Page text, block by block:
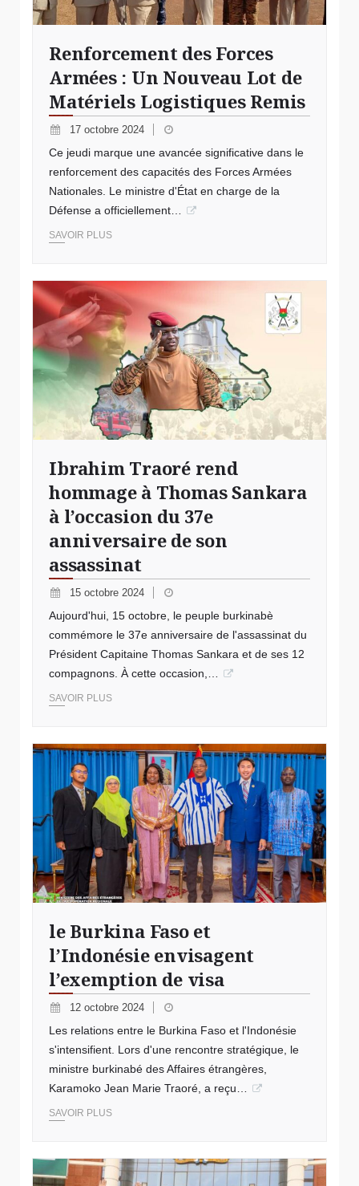
Renforcement des Forces
Armées : Un Nouveau Lot de
Matériels Logistiques Remis
17 octobre 2024
Ce jeudi marque une avancée significative dans le
renforcement des capacités des Forces Armées
Nationales. Le ministre d'État en charge de la
Défense a officiellement…
SAVOIR PLUS
Ibrahim Traoré rend
hommage à Thomas Sankara
à l’occasion du 37e
anniversaire de son
assassinat
15 octobre 2024
Aujourd'hui, 15 octobre, le peuple burkinabè
commémore le 37e anniversaire de l'assassinat du
Président Capitaine Thomas Sankara et de ses 12
compagnons. À cette occasion,…
SAVOIR PLUS
le Burkina Faso et
l’Indonésie envisagent
l’exemption de visa
12 octobre 2024
Les relations entre le Burkina Faso et l'Indonésie
s'intensifient. Lors d'une rencontre stratégique, le
ministre burkinabé des Affaires étrangères,
Karamoko Jean Marie Traoré, a reçu…
SAVOIR PLUS